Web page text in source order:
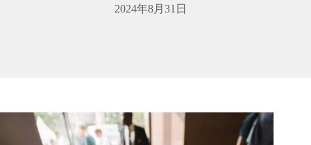
2024年8月31日